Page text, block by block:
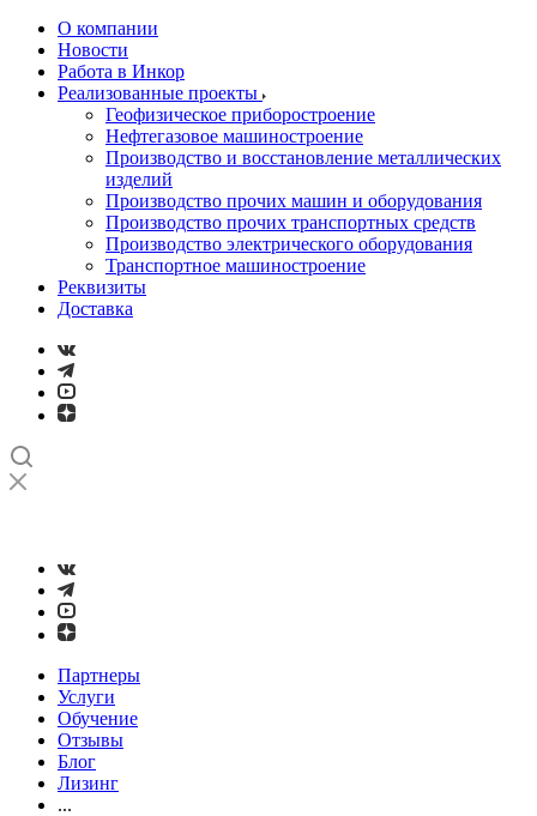
О компании
Новости
Работа в Инкор
Реализованные проекты
Геофизическое приборостроение
Нефтегазовое машиностроение
Производство и восстановление металлических
изделий
Производство прочих машин и оборудования
Производство прочих транспортных средств
Производство электрического оборудования
Транспортное машиностроение
Реквизиты
Доставка
Партнеры
Услуги
Обучение
Отзывы
Блог
Лизинг
...